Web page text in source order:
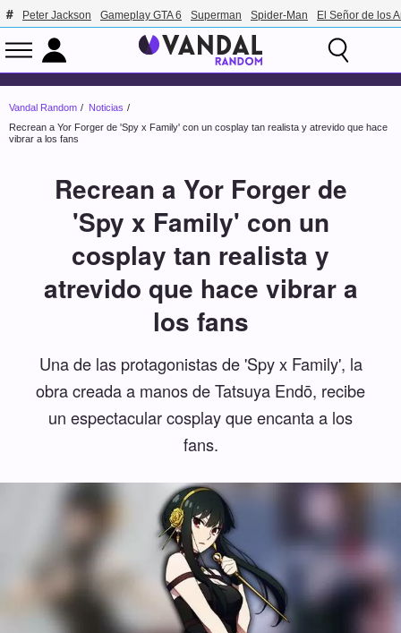
Peter Jackson Gameplay GTA 6 Superman Spider-Man El Señor de los
Vandal Random
Noticias
Recrean a Yor Forger de 'Spy x Family' con un cosplay tan realista y atrevido que hace
vibrar a los fans
Recrean a Yor Forger de
'Spy x Family' con un
cosplay tan realista y
atrevido que hace vibrar a
los fans
Una de las protagonistas de 'Spy x Family', la
obra creada a manos de Tatsuya Endō, recibe
un espectacular cosplay que encanta a los
fans.